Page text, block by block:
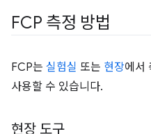
FCP 측정 방법
FCP는 실험실 또는 현장에서
사용할 수 있습니다.
현장 도구